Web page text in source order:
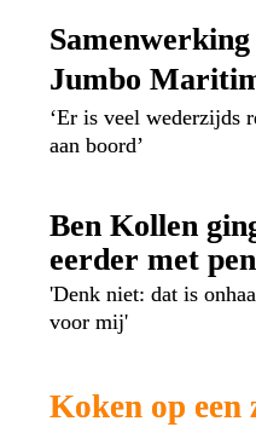
Jumbo
‘Er is veel wederzijds
aan boord’
Ben Kollen
eerder met
'Denk niet: dat is
voor mij'
Koken op een